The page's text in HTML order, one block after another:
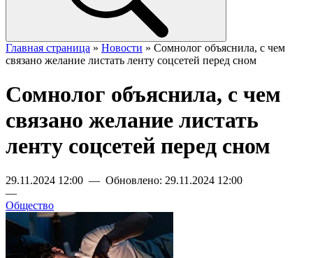
Главная страница » Новости » Сомнолог объяснила, с чем
связано желание листать ленту соцсетей перед сном
Сомнолог объяснила, с чем
связано желание листать
ленту соцсетей перед сном
29.11.2024 12:00 — Обновлено: 29.11.2024 12:00
—
Общество